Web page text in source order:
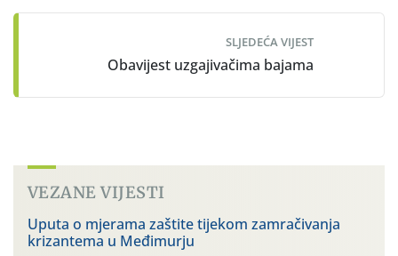
SLJEDEĆA VIJEST
Obavijest uzgajivačima bajama
VEZANE VIJESTI
Uputa o mjerama zaštite tijekom zamračivanja
krizantema u Međimurju